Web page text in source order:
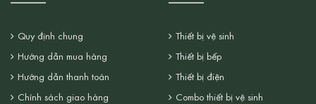
Quy định chung
Hướng dẫn mua hàng
Hướng dẫn thanh toán
Chính sách giao hàng
Thiết bị vệ sinh
Thiết bị bếp
Thiết bị điện
Combo thiết bị vệ sinh